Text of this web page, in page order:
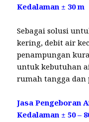
Kedalaman ± 30 m
Sebagai solusi
kering, debit air
penampungan
untuk kebutuhan
rumah tangga dan
Jasa Pengeboran
Kedalaman ± 50 –